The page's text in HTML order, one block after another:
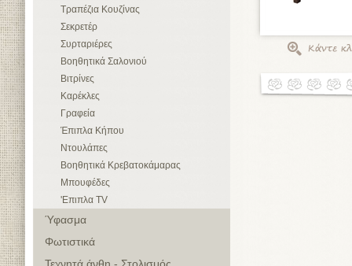
Τραπέζια Κουζίνας
Σεκρετέρ
Συρταριέρες
Βοηθητικά Σαλονιού
Βιτρίνες
Καρέκλες
Γραφεία
Έπιπλα Κήπου
Ντουλάπες
Βοηθητικά Κρεβατοκάμαρας
Μπουφέδες
'Επιπλα TV
Ύφασμα
Φωτιστικά